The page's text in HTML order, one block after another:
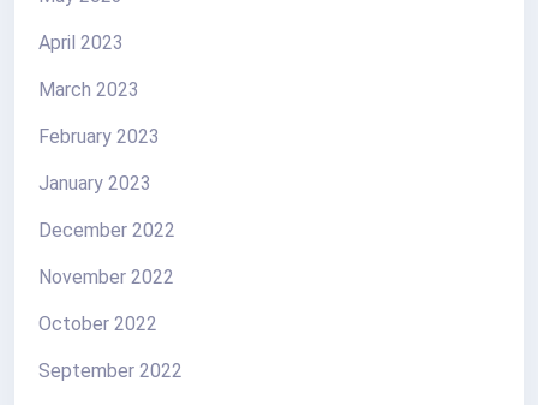
April 2023
March 2023
February 2023
January 2023
December 2022
November 2022
October 2022
September 2022